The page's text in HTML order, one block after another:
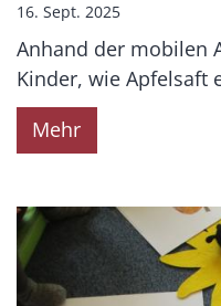
16. Sept. 2025
Anhand der mobilen
Kinder, wie Apfelsaft
Mehr